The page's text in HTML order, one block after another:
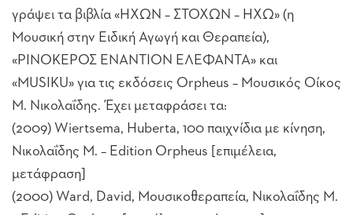
γράψει τα βιβλία «ΗΧΩΝ – ΣΤΟΧΩΝ – ΗΧΩ» (η
Μουσική στην Ειδική Αγωγή και Θεραπεία),
«ΡΙΝΟΚΕΡΟΣ ΕΝΑΝΤΙΟΝ ΕΛΕΦΑΝΤΑ» και
«MUSIKU» για τις εκδόσεις Orpheus – Μουσικός Οίκος
Μ. Νικολαΐδης. Έχει μεταφράσει τα:
(2009) Wiertsema, Huberta, 100 παιχνίδια με κίνηση,
Νικολαΐδης Μ. – Edition Orpheus [επιμέλεια,
μετάφραση]
(2000) Ward, David, Μουσικοθεραπεία, Νικολαΐδης Μ.